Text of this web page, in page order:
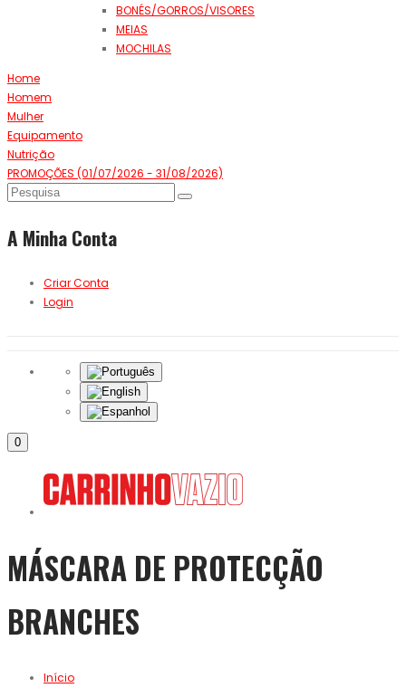
BONÉS/GORROS/VISORES
MEIAS
MOCHILAS
Home
Homem
Mulher
Equipamento
Nutrição
PROMOÇÕES (01/07/2026 - 31/08/2026)
A Minha Conta
Criar Conta
Login
0
MÁSCARA DE PROTECÇÃO
BRANCHES
Início